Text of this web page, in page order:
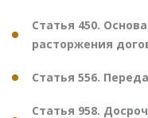
Статья 450.
расторжения
Статья 556.
Статья 958.